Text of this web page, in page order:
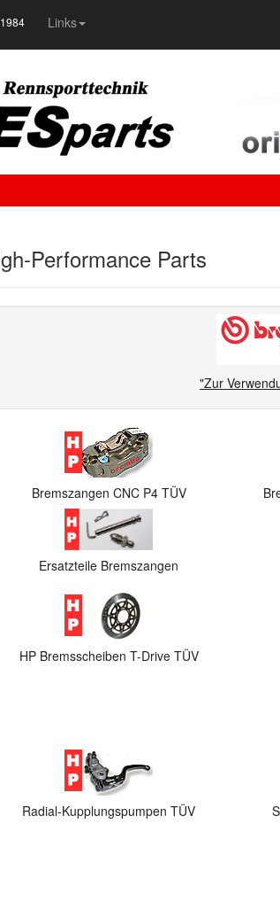
Links
Performance Parts
"Zur
Bremszangen CNC P4 TÜV
Ersatzteile Bremszangen
HP Bremsscheiben T-Drive TÜV
Radial-Kupplungspumpen TÜV